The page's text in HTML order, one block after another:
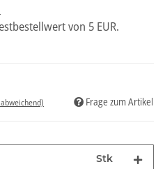
von 5 EUR.
Frage zum Artikel
Stk